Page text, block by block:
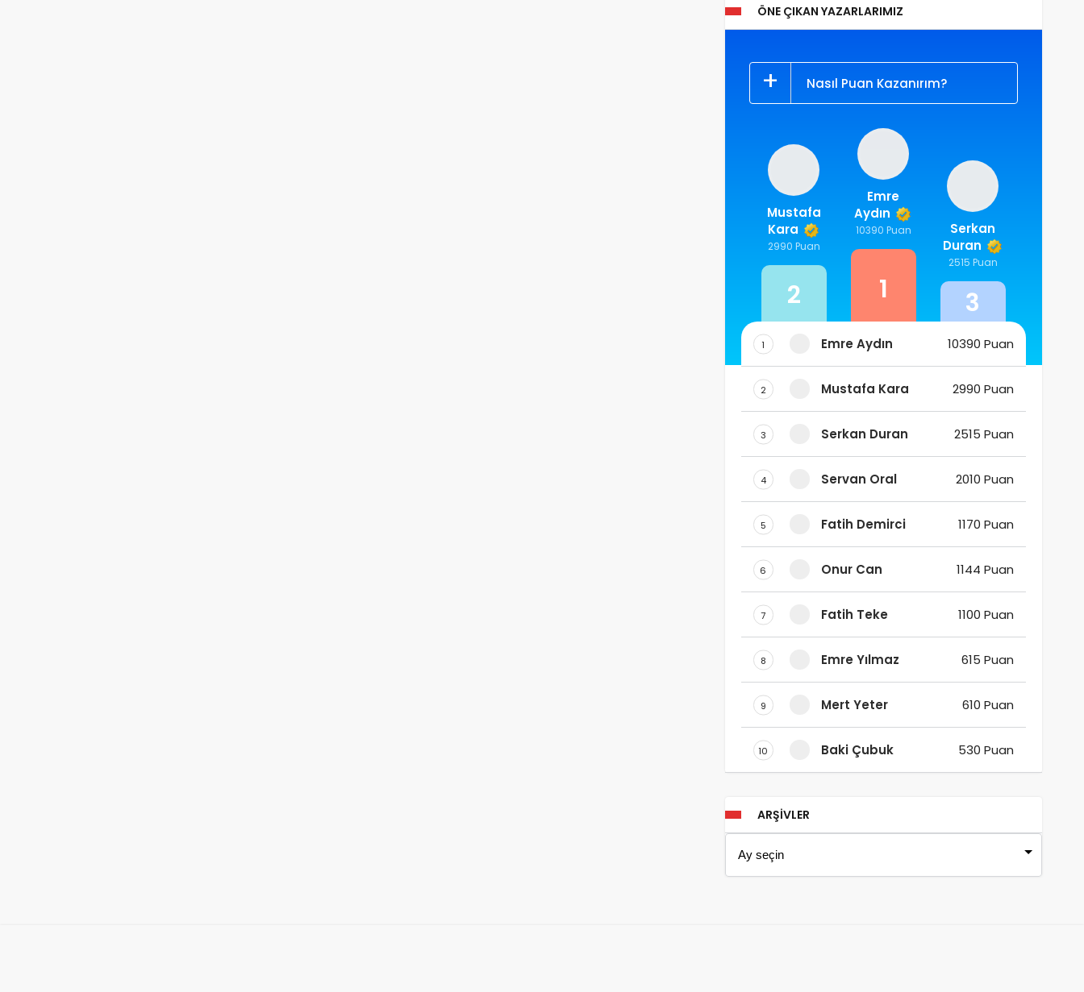
ÖNE ÇIKAN YAZARLARIMIZ
Nasıl Puan Kazanırım?
Emre
Aydın
10390 Puan
1
Mustafa
Kara
2990 Puan
2
Serkan
Duran
2515 Puan
3
1 Emre Aydın 10390 Puan
2 Mustafa Kara 2990 Puan
3 Serkan Duran 2515 Puan
4 Servan Oral 2010 Puan
5 Fatih Demirci 1170 Puan
6 Onur Can 1144 Puan
7 Fatih Teke 1100 Puan
8 Emre Yılmaz 615 Puan
9 Mert Yeter 610 Puan
10 Baki Çubuk 530 Puan
ARŞIVLER